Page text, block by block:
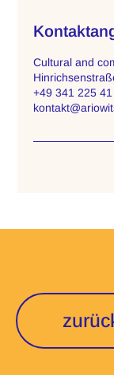
Cultural and
+49 341 225